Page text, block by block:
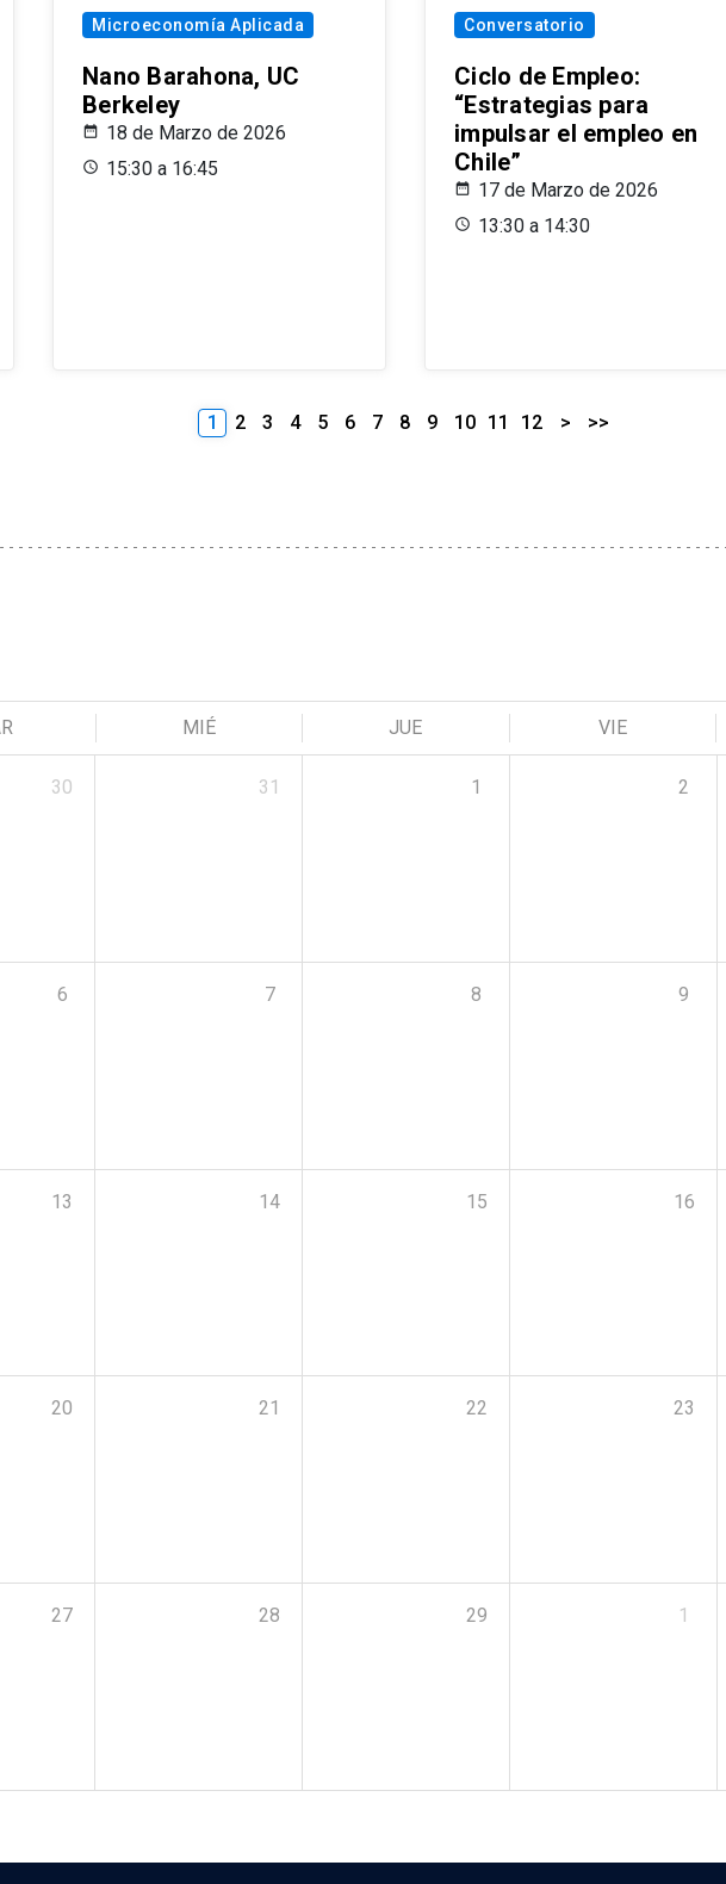
Microeconomía Aplicada
Nano Barahona, UC
Berkeley
18 de Marzo de 2026
15:30 a 16:45
Conversatorio
Ciclo de Empleo:
“Estrategias para
impulsar el empleo en
Chile”
17 de Marzo de 2026
13:30 a 14:30
1 2 3 4 5 6 7 8 9 10 11 12 > >>
MIÉ JUE VIE
30 31 1 2
6 7 8 9
13 14 15 16
20 21 22 23
27 28 29 1